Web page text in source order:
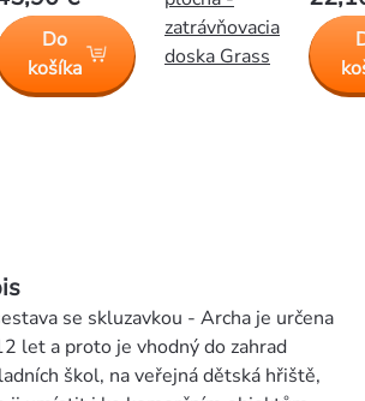
Do
košíka
zatrávňovacia
doska Grass
se skluzavkou - Archa je určena
let a proto je vhodný do zahrad
škol, na veřejná dětská hřiště,